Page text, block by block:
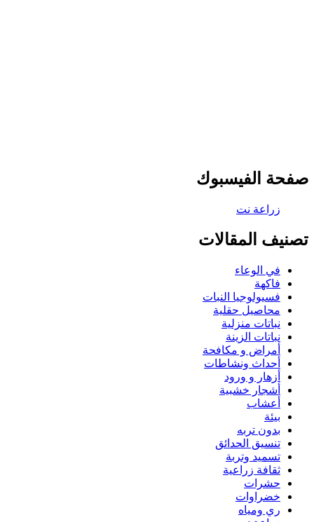
صفحة الفيسبوك
تصنيف المقالات
في الوعاء
فاكهة
فسيولوجيا النبات
محاصيل حقلية
نباتات منزلية
نباتات الزينة
أمراض و مكافحة
أحداث ونشاطات
أزهار و ورود
أشجار خشبية
أعشاب
بيئة
بدون تربه
تنسيق الحدائق
تسميد وتربة
ثقافة زراعية
حشرات
خضراوات
ري ومياه